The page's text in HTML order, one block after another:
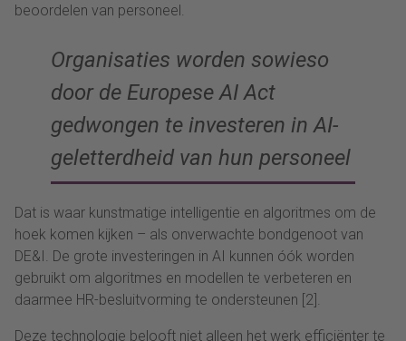
beoordelen van personeel.
Organisaties worden sowieso
door de Europese AI Act
gedwongen te investeren in AI-
geletterdheid van hun personeel
Dat is waar kunstmatige intelligentie en algoritmes om de
hoek komen kijken – als onverwachte bondgenoot van
DE&I. De grote investeringen in AI kunnen óók worden
gebruikt om algoritmes en modellen te verbeteren en
daarmee HR-besluitvorming te ondersteunen [2].
Deze technologie belooft niet alleen het werk efficiënter te